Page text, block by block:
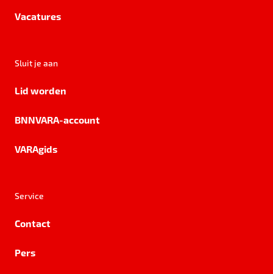
Vacatures
Sluit je aan
Lid worden
BNNVARA-account
VARAgids
Service
Contact
Pers